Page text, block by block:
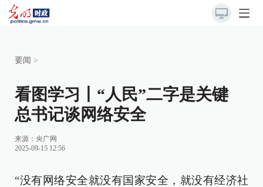
要闻 >
看图学习丨“人民”二字是关键
总书记谈网络安全
来源： 央广网
2025-09-15 12:56
“没有网络安全就没有国家安全，就没有经济社